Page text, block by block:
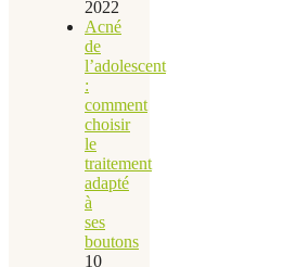
2022
Acné
de
l’adolescent
:
comment
choisir
le
traitement
adapté
à
ses
boutons
10